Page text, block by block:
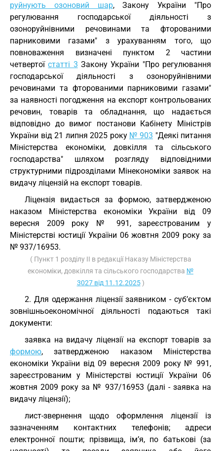
руйнують озоновий шар, Закону України "Про
регулювання господарської діяльності з
озоноруйнівними речовинами та фторованими
парниковими газами" з урахуванням того, що
повноваження визначені пунктом 2 частини
четвертоїстатті 3 Закону України "Про регулювання
господарської діяльності з озоноруйнівними
речовинами та фторованими парниковими газами"
за наявності погодження на експорт контрольованих
речовин, товарів та обладнання, що надається
відповідно до вимог постанови Кабінету Міністрів
України від 21 липня 2025 року № 903 "Деякі питання
Міністерства економіки, довкілля та сільського
господарства" шляхом розгляду відповідними
структурними підрозділами Мінекономіки заявок на
видачу ліцензій на експорт товарів.
Ліцензія видається за формою, затвердженою
наказом Міністерства економіки України від 09
вересня 2009 року № 991, зареєстрованим у
Міністерстві юстиції України 06 жовтня 2009 року за
№ 937/16953.
( Пункт 1 розділу II в редакції Наказу Міністерства
економіки, довкілля та сільського господарства №
3027 від 11.12.2025)
2. Для одержання ліцензії заявником - суб’єктом
зовнішньоекономічної діяльності подаються такі
документи:
заявка на видачу ліцензії на експорт товарів за
формою, затвердженою наказом Міністерства
економіки України від 09 вересня 2009 року № 991,
зареєстрованим у Міністерстві юстиції України 06
жовтня 2009 року за № 937/16953 (далі - заявка на
видачу ліцензії);
лист-звернення щодо оформлення ліцензії із
зазначенням контактних телефонів; адреси
електронної пошти; прізвища, ім’я, по батькові (за